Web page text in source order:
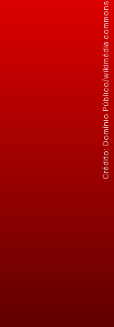
Crédito: Domínio Público/wikimédia commons